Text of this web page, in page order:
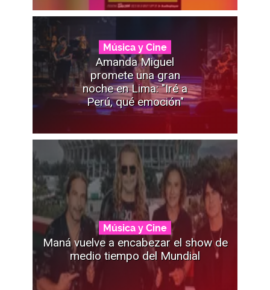
Música y Cine
Amanda Miguel
promete una gran
noche en Lima: "Iré a
Perú, qué emoción"
Música y Cine
Maná vuelve a encabezar el show de
medio tiempo del Mundial